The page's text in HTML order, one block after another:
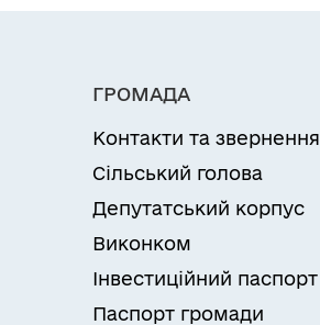
ГРОМАДА
Контакти та звернення
Сільський голова
Депутатський корпус
Виконком
Інвестиційний паспорт
Паспорт громади